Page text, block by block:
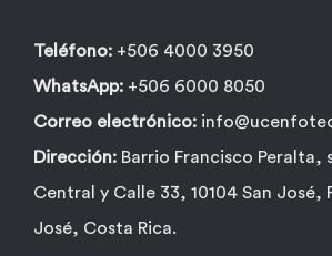
Teléfono: +506 4000 3950
WhatsApp: +506 6000 8050
Correo electrónico:
Dirección: Barrio Francisco Peralta,
Central y Calle 33, 10104 San José,
José, Costa Rica.